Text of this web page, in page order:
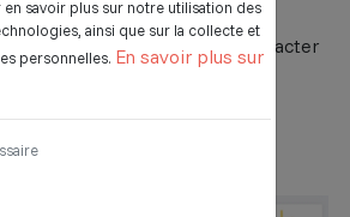
savoir plus sur notre utilisation des
ainsi que sur la collecte et
personnelles. En savoir plus sur
difficultés, vous pouvez contacter
ou par email